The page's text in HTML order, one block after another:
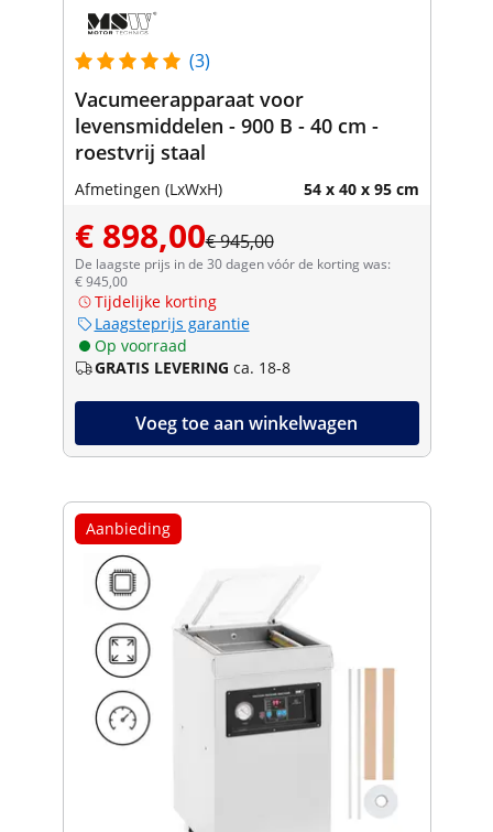
(3)
Vacumeerapparaat voor
levensmiddelen - 900 B - 40 cm -
roestvrij staal
Afmetingen (LxWxH) 54 x 40 x 95 cm
€ 898,00€ 945,00
De laagste prijs in de 30 dagen vóór de korting was:
€ 945,00
Tijdelijke korting
Laagsteprijs garantie
Op voorraad
GRATIS LEVERING ca. 18-8
Voeg toe aan winkelwagen
Aanbieding